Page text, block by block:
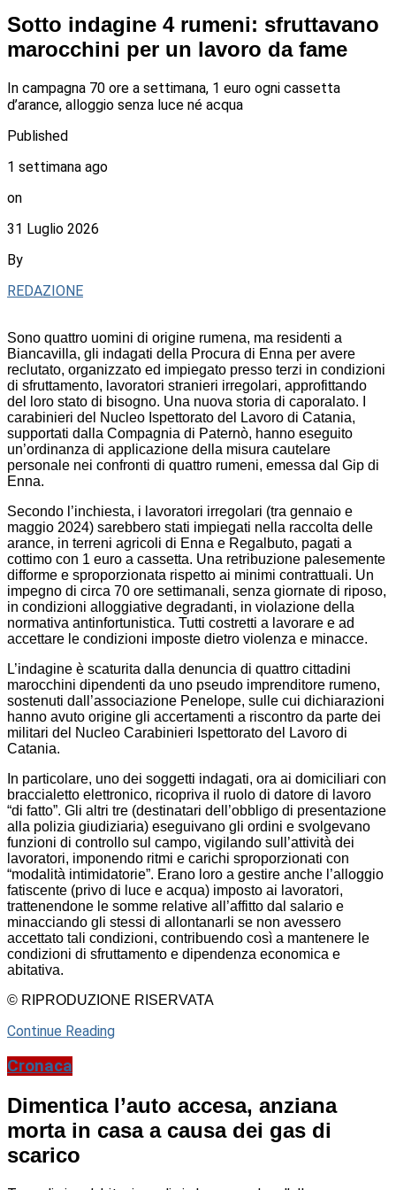
Sotto indagine 4 rumeni: sfruttavano
marocchini per un lavoro da fame
In campagna 70 ore a settimana, 1 euro ogni cassetta
d’arance, alloggio senza luce né acqua
Published
1 settimana ago
on
31 Luglio 2026
By
REDAZIONE
Sono quattro uomini di origine rumena, ma residenti a
Biancavilla, gli indagati della Procura di Enna per avere
reclutato, organizzato ed impiegato presso terzi in condizioni
di sfruttamento, lavoratori stranieri irregolari, approfittando
del loro stato di bisogno. Una nuova storia di caporalato. I
carabinieri del Nucleo Ispettorato del Lavoro di Catania,
supportati dalla Compagnia di Paternò, hanno eseguito
un’ordinanza di applicazione della misura cautelare
personale nei confronti di quattro rumeni, emessa dal Gip di
Enna.
Secondo l’inchiesta, i lavoratori irregolari (tra gennaio e
maggio 2024) sarebbero stati impiegati nella raccolta delle
arance, in terreni agricoli di Enna e Regalbuto, pagati a
cottimo con 1 euro a cassetta. Una retribuzione palesemente
difforme e sproporzionata rispetto ai minimi contrattuali. Un
impegno di circa 70 ore settimanali, senza giornate di riposo,
in condizioni alloggiative degradanti, in violazione della
normativa antinfortunistica. Tutti costretti a lavorare e ad
accettare le condizioni imposte dietro violenza e minacce.
L’indagine è scaturita dalla denuncia di quattro cittadini
marocchini dipendenti da uno pseudo imprenditore rumeno,
sostenuti dall’associazione Penelope, sulle cui dichiarazioni
hanno avuto origine gli accertamenti a riscontro da parte dei
militari del Nucleo Carabinieri Ispettorato del Lavoro di
Catania.
In particolare, uno dei soggetti indagati, ora ai domiciliari con
braccialetto elettronico, ricopriva il ruolo di datore di lavoro
“di fatto”. Gli altri tre (destinatari dell’obbligo di presentazione
alla polizia giudiziaria) eseguivano gli ordini e svolgevano
funzioni di controllo sul campo, vigilando sull’attività dei
lavoratori, imponendo ritmi e carichi sproporzionati con
“modalità intimidatorie”. Erano loro a gestire anche l’alloggio
fatiscente (privo di luce e acqua) imposto ai lavoratori,
trattenendone le somme relative all’affitto dal salario e
minacciando gli stessi di allontanarli se non avessero
accettato tali condizioni, contribuendo così a mantenere le
condizioni di sfruttamento e dipendenza economica e
abitativa.
© RIPRODUZIONE RISERVATA
Continue Reading
Cronaca
Dimentica l’auto accesa, anziana
morta in casa a causa dei gas di
scarico